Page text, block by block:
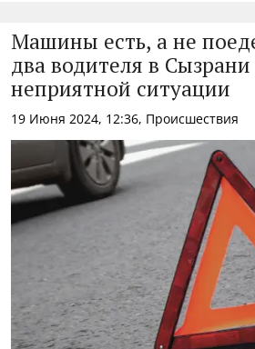
Машины есть, а не
два водителя в Сызрани
неприятной ситуации
19 Июня 2024, 12:36, Происшествия